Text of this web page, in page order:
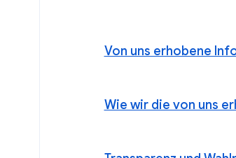
Von uns erhobene
Wie wir die von uns